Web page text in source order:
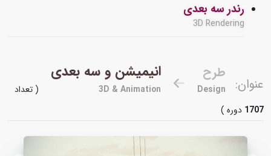
رندر سه بعدی
3D Rendering
عنوان:
طرح
Design
انیمیشن و سه بعدی
3D & Animation
( تعداد
1707 دوره )